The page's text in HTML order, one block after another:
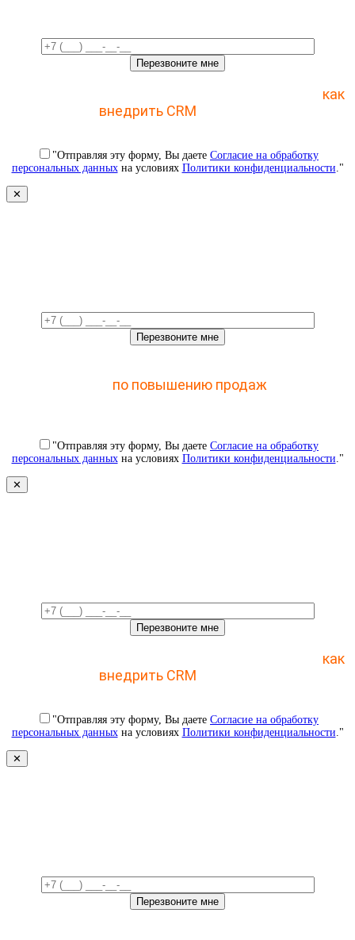
как
внедрить CRM
"Отправляя эту форму, Вы даете Согласие на обработку
персональных данныхна условиях Политики конфиденциальности."
✕
по повышению продаж
"Отправляя эту форму, Вы даете Согласие на обработку
персональных данныхна условиях Политики конфиденциальности."
✕
как
внедрить CRM
"Отправляя эту форму, Вы даете Согласие на обработку
персональных данныхна условиях Политики конфиденциальности."
✕